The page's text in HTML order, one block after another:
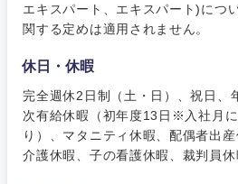
エキスパート、エキスパート)につ
関する定めは適用されません。
休日・休暇
完全週休2日制（土・日）、祝日、
次有給休暇（初年度13日※入社月
り）、マタニティ休暇、配偶者出
介護休暇、子の看護休暇、裁判員